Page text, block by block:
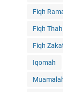
Fiqh
Fiqh
Fiqh
Iqomah